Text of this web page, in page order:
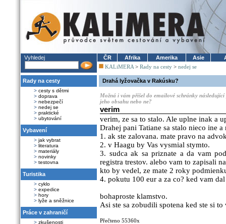
Vyhledej
Rady na cesty
> cesty s dětmi
> doprava
> nebezpečí
> nedej se
> praktické
> ubytování
Vybavení
> jak vybrat
> literatura
> materiály
> novinky
> testovna
Turistika
> cyklo
> expedice
> hory
> lyže a sněžnice
Práce v zahraničí
> zkušenosti
ČR Afrika Amerika Asie
KALiMERA > Rady na cesty > nedej se
Drahá lyžovačka v Rakúsku?
Možná i vám přišel do emailové schránky
jeho obsahu nebo ne?
verim
verim, ze sa to stalo. Ale uplne inak a
Drahej pani Tatiane sa stalo nieco ine
1. ak ste zalovana. mate pravo na
2. v Haagu by Vas vysmial stymto.
3. sudca ak sa priznate a da vam
registra trestov. alebo vam to zapisali
kto by vedel, ze mate 2 roky
4. pokutu 100 eur a za co? ked vam
bohaproste klamstvo.
Asi ste sa zobudili spotena ked ste si to
Přečteno 55360x